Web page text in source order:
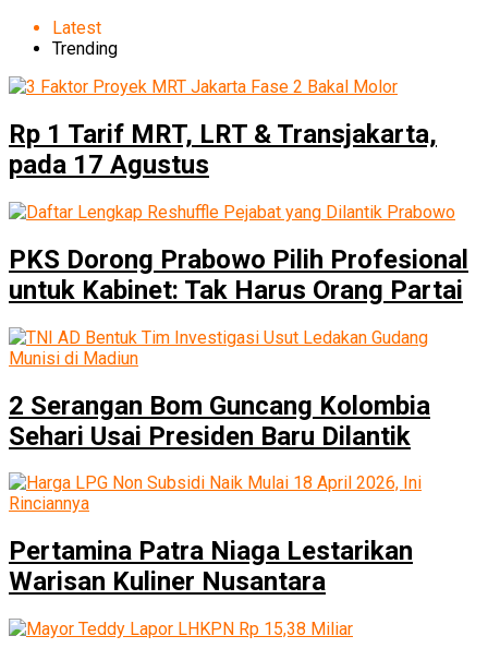
Latest
Trending
Rp 1 Tarif MRT, LRT & Transjakarta,
pada 17 Agustus
PKS Dorong Prabowo Pilih Profesional
untuk Kabinet: Tak Harus Orang Partai
2 Serangan Bom Guncang Kolombia
Sehari Usai Presiden Baru Dilantik
Pertamina Patra Niaga Lestarikan
Warisan Kuliner Nusantara